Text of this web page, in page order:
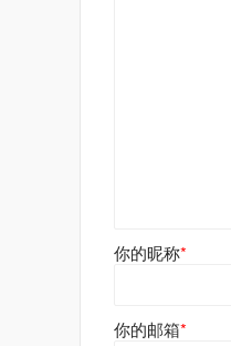
你的昵称*
你的邮箱*